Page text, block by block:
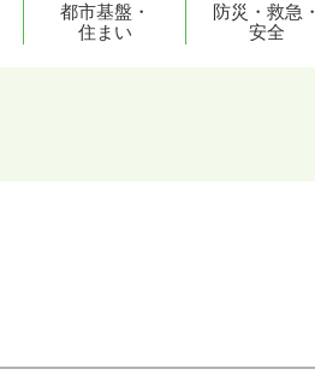
都市基盤・
住まい
防災・救急・
安全